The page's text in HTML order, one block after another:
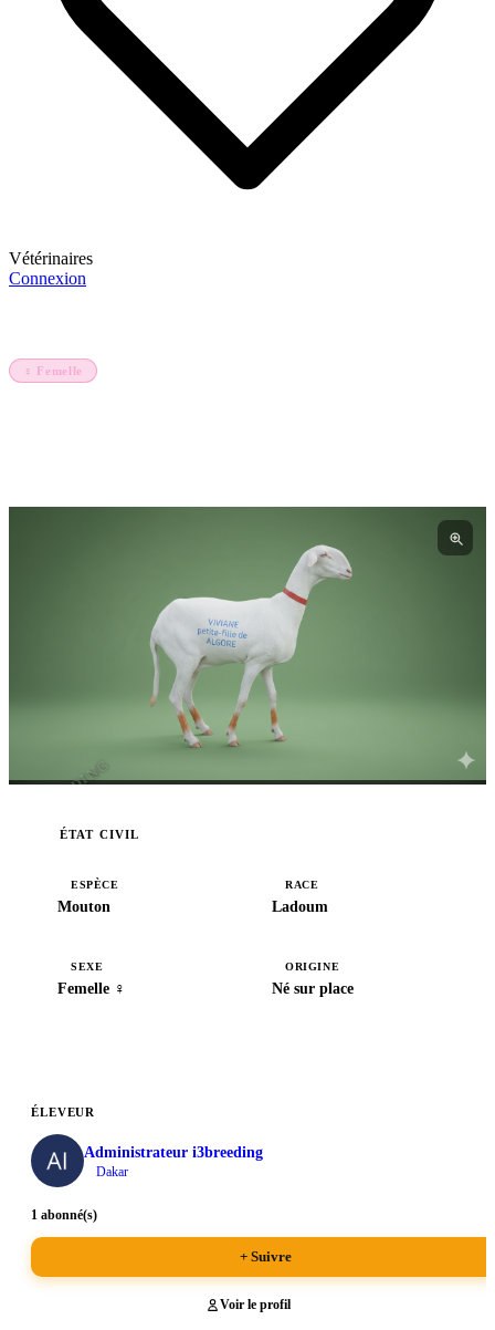
Vétérinaires
Connexion
♀ Femelle
I3BREEDING
ÉTAT CIVIL
ESPÈCE
Mouton
RACE
Ladoum
SEXE
Femelle ♀
ORIGINE
Né sur place
ÉLEVEUR
Administrateur i3breeding
Dakar
1 abonné(s)
+ Suivre
Voir le profil